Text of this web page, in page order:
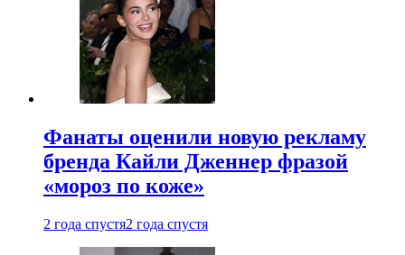
Фанаты оценили новую рекламу
бренда Кайли Дженнер фразой
«мороз по коже»
2 года спустя2 года спустя